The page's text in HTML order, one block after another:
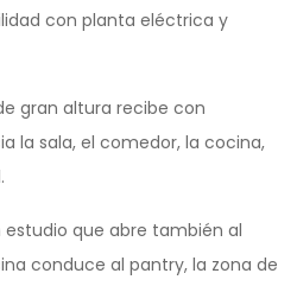
con planta eléctrica y
gran altura recibe con
la sala, el comedor, la cocina,
que abre también al
conduce al pantry, la zona de